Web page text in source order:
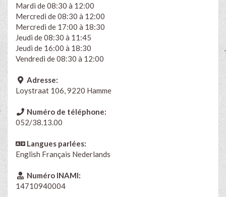
Mardi de 08:30 à 12:00
Mercredi de 08:30 à 12:00
Mercredi de 17:00 à 18:30
Jeudi de 08:30 à 11:45
Jeudi de 16:00 à 18:30
Vendredi de 08:30 à 12:00
Adresse:
Loystraat 106, 9220 Hamme
Numéro de téléphone:
052/38.13.00
Langues parlées:
English Français Nederlands
Numéro INAMI:
14710940004